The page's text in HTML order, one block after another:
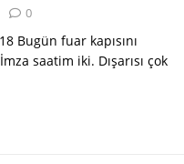
0
Bugün fuar kapısını
saatim iki. Dışarısı çok